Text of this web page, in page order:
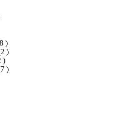
)
)
)
)